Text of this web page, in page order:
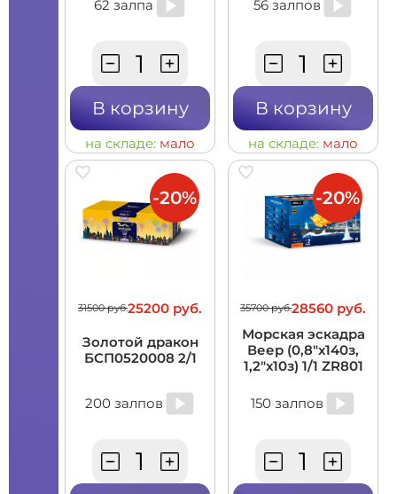
62 залпа
В корзину
на складе: мало
56 залпов
В корзину
на складе: мало
31500 руб.25200 руб.
Золотой дракон
БСП0520008 2/1
200 залпов
-20%
35700 руб.28560 руб.
Морская эскадра
Веер (0,8"х140з,
1,2"х10з) 1/1 ZR801
150 залпов
-20%